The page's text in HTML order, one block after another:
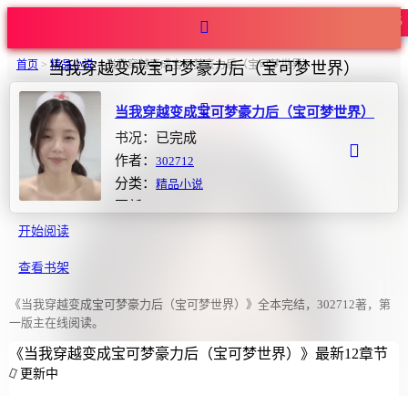
当我穿越变成宝可梦豪力后（宝可梦世界）
首页 > 精品小说>当我穿越变成宝可梦豪力后（宝可梦世界）
当我穿越变成宝可梦豪力后（宝可梦世界）
书况：已完成
作者： 302712
分类： 精品小说
热度155
开始阅读
查看书架
《当我穿越变成宝可梦豪力后（宝可梦世界）》全本完结，302712著，第
一版主在线阅读。
《当我穿越变成宝可梦豪力后（宝可梦世界）》最新12章节
更新中